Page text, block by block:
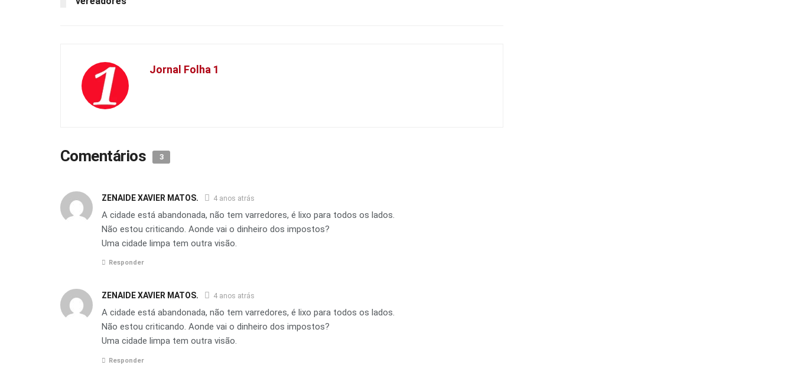
Jornal Folha 1
Comentários 3
ZENAIDE XAVIER MATOS. 4 anos atrás
A cidade está abandonada, não tem varredores, é lixo para todos os lados.
Não estou criticando. Aonde vai o dinheiro dos impostos?
Uma cidade limpa tem outra visão.
Responder
ZENAIDE XAVIER MATOS. 4 anos atrás
A cidade está abandonada, não tem varredores, é lixo para todos os lados.
Não estou criticando. Aonde vai o dinheiro dos impostos?
Uma cidade limpa tem outra visão.
Responder